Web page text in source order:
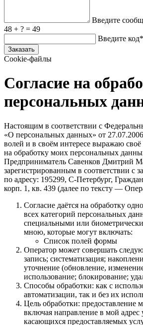
Введите
48 + ? = 49
Введите код*
Заказать
Cookie-файлы
Согласие на
персональных
Настоящим в соответствии с
«О персональных данных» от
волей и в своём интересе выражаю своё
на обработку моих персональных
Предприниматель Савенков Дмитрий
зарегистрированным в соответствии с
по адресу: 195299, С‑Петербург,
корп. 1, кв. 439 (далее по тексту —
Согласие даётся на обработку
всех категорий персональных
специальными или
мною, которые могут включать:
Список полей формы
Оператор может совершать
запись; систематизация;
уточнение (обновление,
использование; блокирование;
Способы обработки: как с
автоматизации, так и без их
Цель обработки: предоставление
включая направление в мой адрес
касающихся предоставляемых